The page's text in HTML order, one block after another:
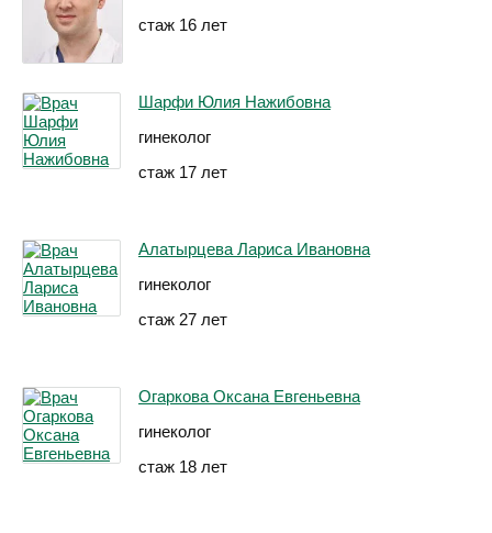
стаж 16 лет
Шарфи Юлия Нажибовна
гинеколог
стаж 17 лет
Алатырцева Лариса Ивановна
гинеколог
стаж 27 лет
Огаркова Оксана Евгеньевна
гинеколог
стаж 18 лет